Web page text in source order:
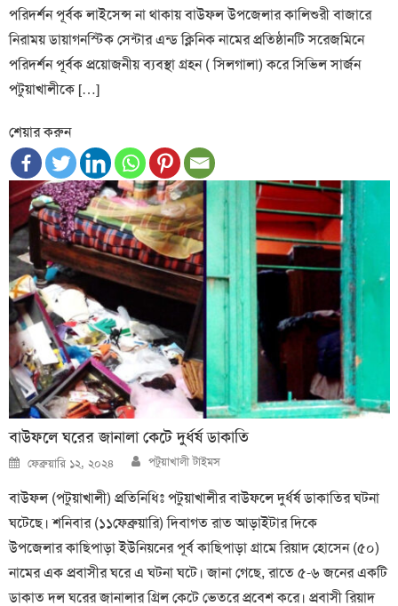
পরিদর্শন পূর্বক লাইসেন্স না থাকায় বাউফল উপজেলার কালিশুরী বাজারে
নিরাময় ডায়াগনস্টিক সেন্টার এন্ড ক্লিনিক নামের প্রতিষ্ঠানটি সরেজমিনে
পরিদর্শন পূর্বক প্রয়োজনীয় ব্যবস্থা গ্রহন ( সিলগালা) করে সিভিল সার্জন
পটুয়াখালীকে […]
শেয়ার করুন
বাউফলে ঘরের জানালা কেটে দুর্ধর্ষ ডাকাতি
Posted
on
ফেব্রুয়ারি ১২, ২০২৪ Author
পটুয়াখালী টাইমস
বাউফল (পটুয়াখালী) প্রতিনিধিঃ পটুয়াখালীর বাউফলে দুর্ধর্ষ ডাকাতির ঘটনা
ঘটেছে। শনিবার (১১ফেব্রুয়ারি) দিবাগত রাত আড়াইটার দিকে
উপজেলার কাছিপাড়া ইউনিয়নের পূর্ব কাছিপাড়া গ্রামে রিয়াদ হোসেন (৫০)
নামের এক প্রবাসীর ঘরে এ ঘটনা ঘটে। জানা গেছে, রাতে ৫-৬ জনের একটি
ডাকাত দল ঘরের জানালার গ্রিল কেটে ভেতরে প্রবেশ করে। প্রবাসী রিয়াদ